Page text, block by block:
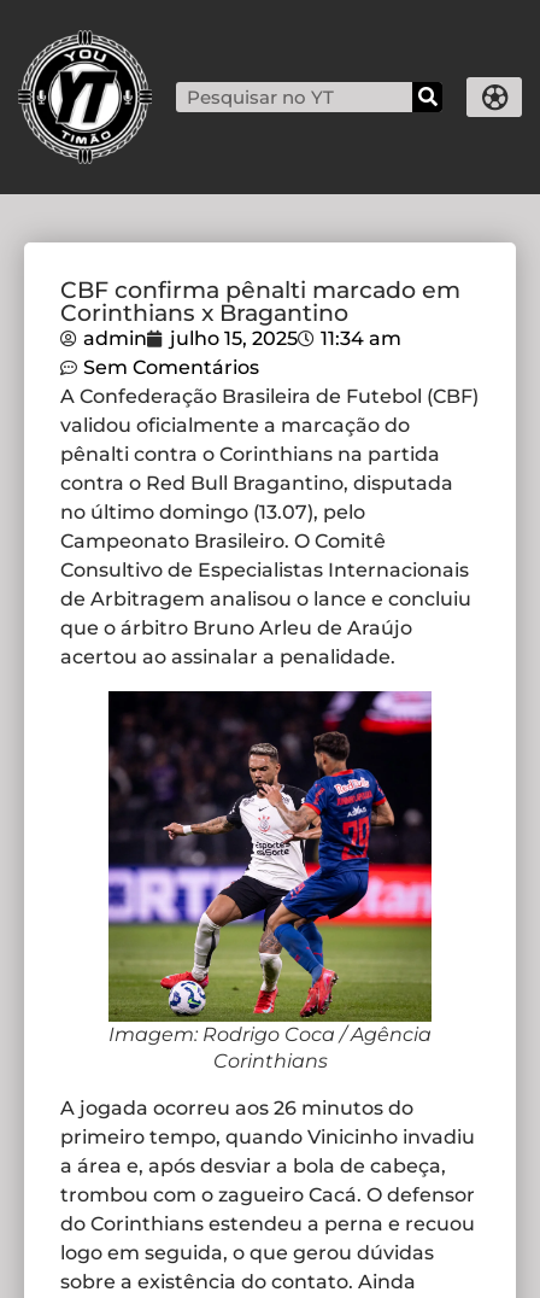
CBF confirma pênalti marcado em
Corinthians x Bragantino
admin julho 15, 2025
11:34 am
Sem Comentários
A Confederação Brasileira de Futebol (CBF)
validou oficialmente a marcação do
pênalti contra o Corinthians na partida
contra o Red Bull Bragantino, disputada
no último domingo (13.07), pelo
Campeonato Brasileiro. O Comitê
Consultivo de Especialistas Internacionais
de Arbitragem analisou o lance e concluiu
que o árbitro Bruno Arleu de Araújo
acertou ao assinalar a penalidade.
Imagem: Rodrigo Coca / Agência
Corinthians
A jogada ocorreu aos 26 minutos do
primeiro tempo, quando Vinicinho invadiu
a área e, após desviar a bola de cabeça,
trombou com o zagueiro Cacá. O defensor
do Corinthians estendeu a perna e recuou
logo em seguida, o que gerou dúvidas
sobre a existência do contato. Ainda